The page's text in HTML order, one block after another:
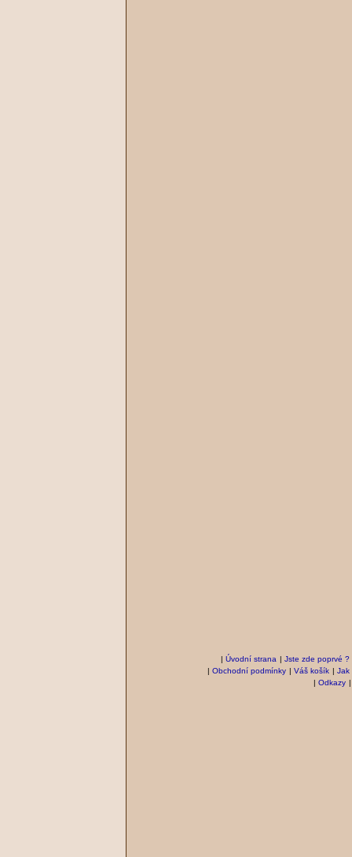
| Úvodní strana | Jste zde poprvé ?
| Obchodní podmínky | Váš košík | Jak
| Odkazy